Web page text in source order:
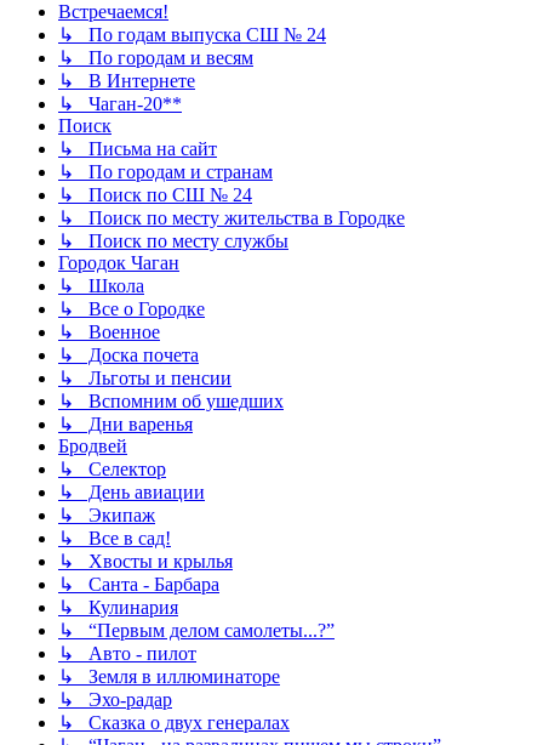
Встречаемся!
↳ По годам выпуска СШ № 24
↳ По городам и весям
↳ В Интернете
↳ Чаган-20**
Поиск
↳ Письма на сайт
↳ По городам и странам
↳ Поиск по СШ № 24
↳ Поиск по месту жительства в Городке
↳ Поиск по месту службы
Городок Чаган
↳ Школа
↳ Все о Городке
↳ Военное
↳ Доска почета
↳ Льготы и пенсии
↳ Вспомним об ушедших
↳ Дни варенья
Бродвей
↳ Селектор
↳ День авиации
↳ Экипаж
↳ Все в сад!
↳ Хвосты и крылья
↳ Санта - Барбара
↳ Кулинария
↳ “Первым делом самолеты...?”
↳ Авто - пилот
↳ Земля в иллюминаторе
↳ Эхо-радар
↳ Сказка о двух генералах